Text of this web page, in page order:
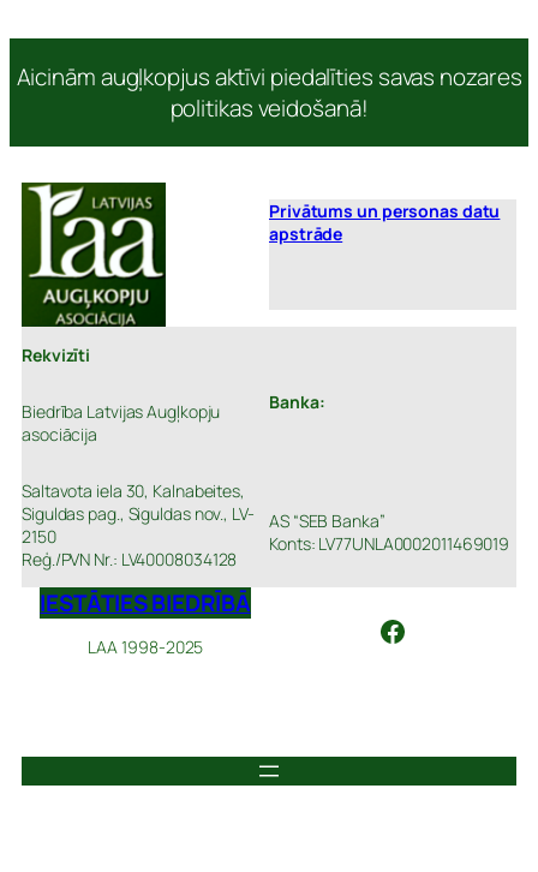
Aicinām augļkopjus aktīvi piedalīties savas nozares
politikas veidošanā!
Privātums un personas datu
apstrāde
Rekvizīti
Biedrība Latvijas Augļkopju
asociācija
Saltavota iela 30, Kalnabeites,
Siguldas pag., Siguldas nov., LV-
2150
Reģ./PVN Nr.: LV40008034128
Banka:
AS “SEB Banka”
Konts: LV77UNLA0002011469019
IESTĀTIES BIEDRĪBĀ
LAA 1998-2025 Facebook